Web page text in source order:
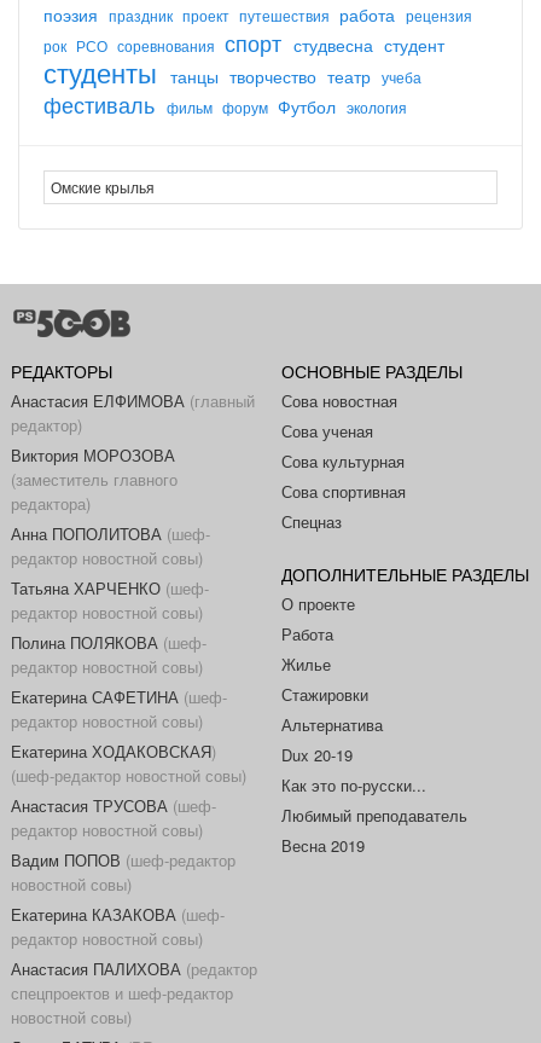
поэзия праздник проект путешествия работа рецензия
рок РСО соревнования спорт студвесна студент
студенты танцы творчество театр учеба
фестиваль фильм форум Футбол экология
РЕДАКТОРЫ
Анастасия ЕЛФИМОВА(главный
редактор)
Виктория МОРОЗОВА
(заместитель главного
редактора)
Анна ПОПОЛИТОВА(шеф-
редактор новостной совы)
Татьяна ХАРЧЕНКО(шеф-
редактор новостной совы)
Полина ПОЛЯКОВА(шеф-
редактор новостной совы)
Екатерина САФЕТИНА(шеф-
редактор новостной совы)
Екатерина ХОДАКОВСКАЯ)
(шеф-редактор новостной совы)
Анастасия ТРУСОВА(шеф-
редактор новостной совы)
Вадим ПОПОВ (шеф-редактор
новостной совы)
Екатерина КАЗАКОВА(шеф-
редактор новостной совы)
Анастасия ПАЛИХОВА(редактор
спецпроектов и шеф-редактор
новостной совы)
ОСНОВНЫЕ РАЗДЕЛЫ
Сова новостная
Сова ученая
Сова культурная
Сова спортивная
Спецназ
ДОПОЛНИТЕЛЬНЫЕ РАЗДЕЛЫ
О проекте
Работа
Жилье
Стажировки
Альтернатива
Dux 20-19
Как это по-русски...
Любимый преподаватель
Весна 2019